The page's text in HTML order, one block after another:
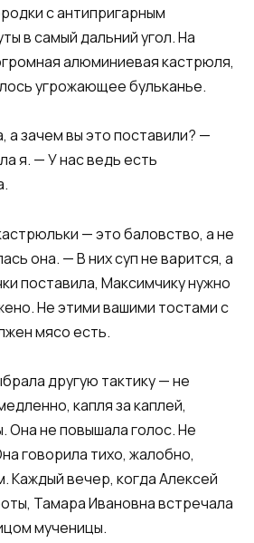
с антипригарным
в самый дальний угол. На
алюминиевая кастрюля,
угрожающее бульканье.
а зачем вы это поставили? —
я. — У нас ведь есть
— это баловство, а не
она. — В них суп не варится, а
поставила, Максимчику нужно
Не этими вашими тостами с
мясо есть.
другую тактику — не
капля за каплей,
Она не повышала голос. Не
говорила тихо, жалобно,
Каждый вечер, когда Алексей
Тамара Ивановна встречала
мученицы.